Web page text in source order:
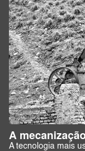
A
A tecnologia mais